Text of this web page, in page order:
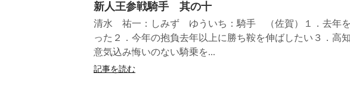
新人王参戦騎手 其の十
清水 祐一：しみず ゆういち：騎手 （佐賀）１．去年を
った２．今年の抱負去年以上に勝ち鞍を伸ばしたい３．高
意気込み悔いのない騎乗を...
記事を読む